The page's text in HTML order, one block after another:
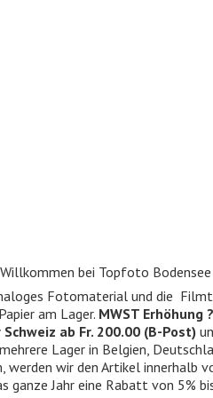
Willkommen bei Topfoto
Fotomaterial und die
am Lager. MWST
ab Fr. 200.00 (B-Post)
Lager in Belgien,
wir den Artikel innerhalb
ganze Jahr eine Rabatt von 5%